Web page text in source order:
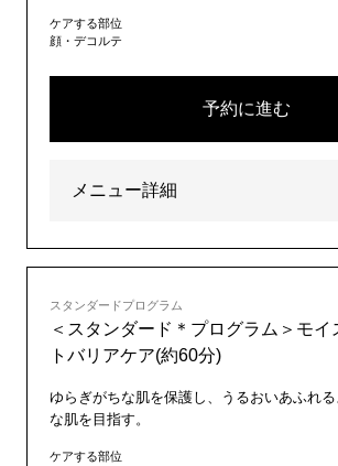
ケアする部位
顔・デコルテ
予約に進む
メニュー詳細
スタンダードプログラム
＜スタンダード＊プログラム＞モイ
トバリアケア(約60分)
ゆらぎがちな肌を保護し、うるおいあふれ
な肌を目指す。
ケアする部位